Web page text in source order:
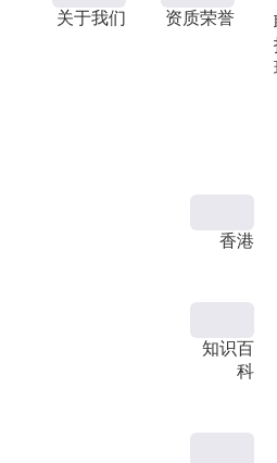
关于我们 资质荣誉
香港
知识百
科